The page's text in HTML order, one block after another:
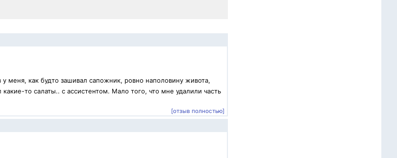
меня, как будто зашивал сапожник, ровно наполовину живота,
то салаты.. с ассистентом. Мало того, что мне удалили часть
[отзыв полностью]